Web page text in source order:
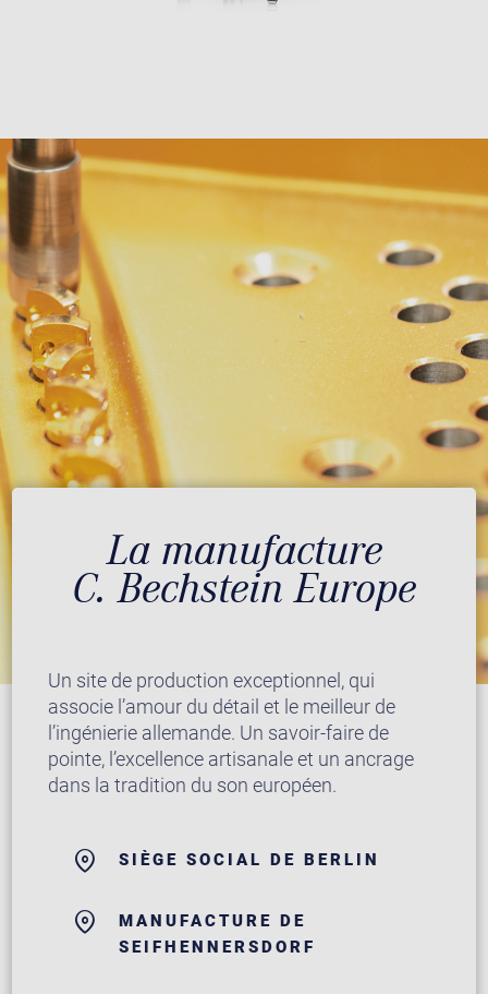
La manufacture
C. Bechstein Europe
Un site de production exceptionnel, qui
associe l’amour du détail et le meilleur de
l’ingénierie allemande. Un savoir-faire de
pointe, l’excellence artisanale et un ancrage
dans la tradition du son européen.
SIÈGE SOCIAL DE BERLIN
MANUFACTURE DE
SEIFHENNERSDORF